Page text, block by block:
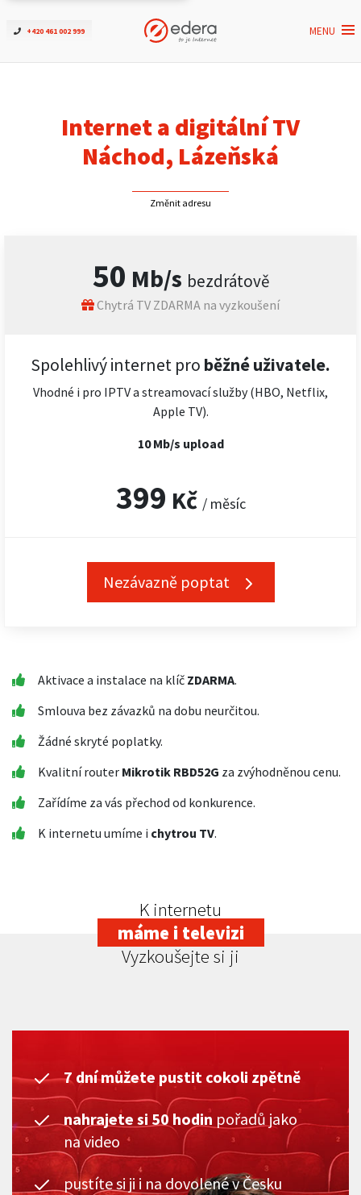
+420 461 002 999 MENU
Ověřit dostupnost
ČEZNET TV
Kontakt
Internet a digitální TV
Náchod, Lázeňská
Změnit adresu
50 Mb/s bezdrátově
Chytrá TV ZDARMA na vyzkoušení
Spolehlivý internet pro běžné uživatele.
Vhodné i pro IPTV a streamovací služby (HBO, Netflix,
Apple TV).
10 Mb/s upload
399 Kč / měsíc
Nezávazně poptat
Aktivace a instalace na klíč ZDARMA.
Smlouva bez závazků na dobu neurčitou.
Žádné skryté poplatky.
Kvalitní router Mikrotik RBD52G za zvýhodněnou cenu.
Zařídíme za vás přechod od konkurence.
K internetu umíme i chytrou TV.
K internetu
máme i televizi
Vyzkoušejte si ji
7 dní můžete pustit cokoli zpětně
nahrajete si 50 hodin pořadů jako
na video
pustíte si ji i na dovolené v Česku